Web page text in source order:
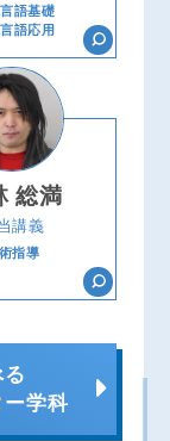
語基礎
語応用
総満
講義
指導
学科